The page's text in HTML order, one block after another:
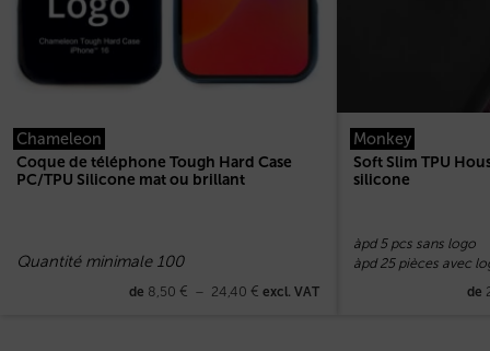
Chameleon
Coque de téléphone Tough Hard Case
PC/TPU Silicone mat ou brillant
Quantité minimale 100
de 8,50 € – 24,40 € excl. VAT
Monkey
Soft Slim TPU
silicone
àpd 5 pcs sans logo
àpd 25 pièces avec
de